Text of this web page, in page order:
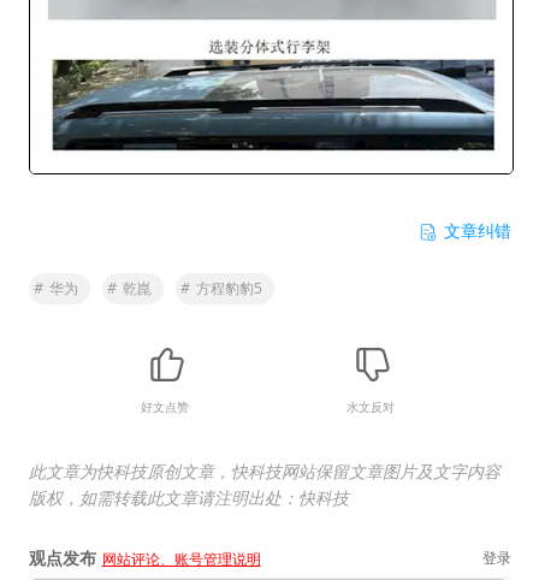
文章纠错
# 华为 # 乾崑 # 方程豹豹5
好文点赞 水文反对
此文章为快科技原创文章，快科技网站保留文章图片及文字内容
版权，如需转载此文章请注明出处：快科技
观点发布 网站评论、账号管理说明 登录